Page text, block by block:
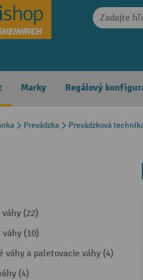
navigation
Marky Regálový
Prevádzka Prevádzková
(22)
(10)
váhy a paletovacie váhy (4)
(4)